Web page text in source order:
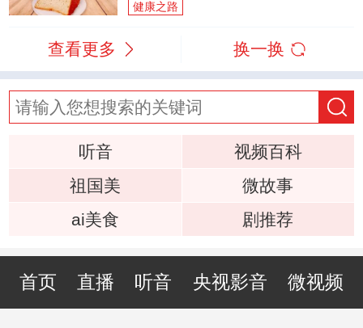
健康之路
查看更多 换一换
听音
视频百科
祖国美
微故事
ai美食
剧推荐
首页 直播 听音 央视影音 微视频